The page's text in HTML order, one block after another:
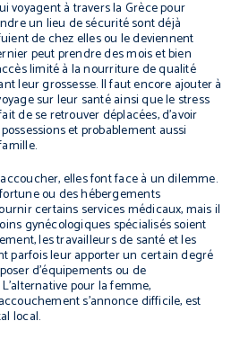
voyagent à travers la Grèce pour
un lieu de sécurité sont déjà
de chez elles ou le deviennent
peut prendre des mois et bien
limité à la nourriture de qualité
leur grossesse. Il faut encore ajouter à
sur leur santé ainsi que le stress
de se retrouver déplacées, d’avoir
et probablement aussi
elles font face à un dilemme.
ou des hébergements
certains services médicaux, mais il
gynécologiques spécialisés soient
les travailleurs de santé et les
parfois leur apporter un certain degré
d’équipements ou de
pour la femme,
s’annonce difficile, est
local.